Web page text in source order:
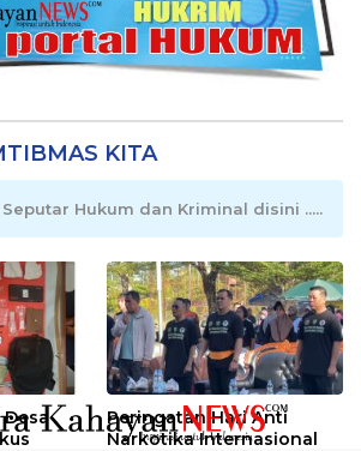
KITA
Hukum dan Kriminal disini .....
Peringatan Hari Anti
Narkotika Internasional